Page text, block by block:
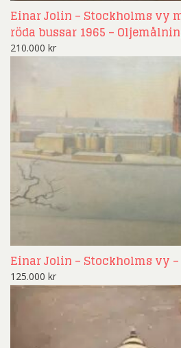
Einar Jolin – Stockholms vy
röda bussar 1965 –
210.000 kr
Einar Jolin – Stockholms vy
125.000 kr